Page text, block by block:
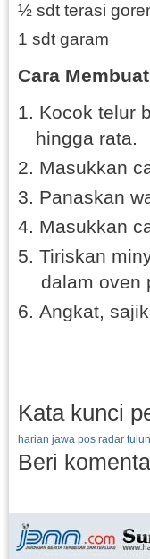
½ sdt terasi
1 sdt garam
Cara
Kocok telur
hingga rata.
Masukkan
Panaskan
Masukkan
Tiriskan
dalam oven
Angkat,
Kata kunci
harian jawa pos radar
Beri